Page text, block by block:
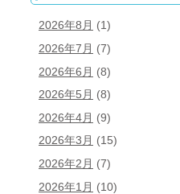
2026年8月 (1)
2026年7月 (7)
2026年6月 (8)
2026年5月 (8)
2026年4月 (9)
2026年3月 (15)
2026年2月 (7)
2026年1月 (10)